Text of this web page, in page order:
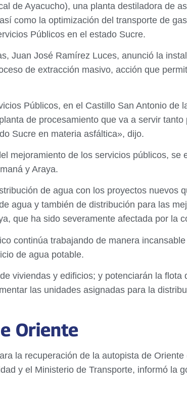
de Ayacucho), una planta destiladora de
como la optimización del transporte de
Públicos en el estado Sucre.
Juan José Ramírez Luces, anunció la
de extracción masivo, acción que
Públicos, en el Castillo San Antonio de
de procesamiento que va a servir
Sucre en materia asfáltica», dijo.
mejoramiento de los servicios públicos, se
y Araya.
de agua con los proyectos nuevos
agua y también de distribución para las
que ha sido severamente afectada por la
continúa trabajando de manera
de agua potable.
viviendas y edificios; y potenciarán la flota
las unidades asignadas para la
Oriente
la recuperación de la autopista de
y el Ministerio de Transporte, informó la